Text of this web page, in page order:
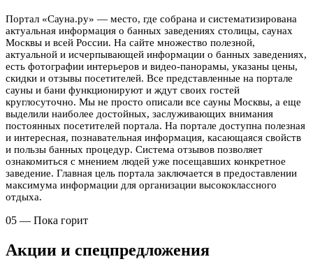
Портал «Сауна.ру» — место, где собрана и систематизирована
актуальная информация о банных заведениях столицы, саунах
Москвы и всей России. На сайте множество полезной,
актуальной и исчерпывающей информации о банных заведениях,
есть фотографии интерьеров и видео-панорамы, указаны цены,
скидки и отзывы посетителей. Все представленные на портале
сауны и бани функционируют и ждут своих гостей
круглосуточно. Мы не просто описали все сауны Москвы, а еще
выделили наиболее достойных, заслуживающих внимания
постоянных посетителей портала. На портале доступна полезная
и интересная, познавательная информация, касающаяся свойств
и пользы банных процедур. Система отзывов позволяет
ознакомиться с мнением людей уже посещавших конкретное
заведение. Главная цель портала заключается в предоставлении
максимума информации для организации высококлассного
отдыха.
05 — Пока горит
Акции и спецпредложения